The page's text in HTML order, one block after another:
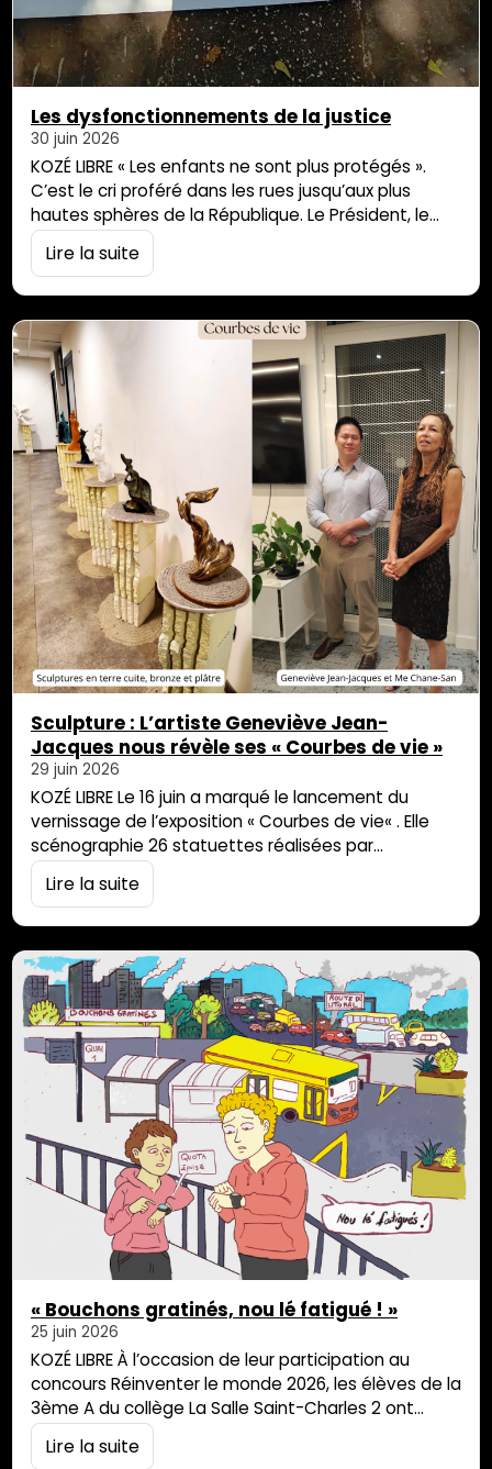
Les dysfonctionnements de la justice
30 juin 2026
KOZÉ LIBRE « Les enfants ne sont plus protégés ».
C’est le cri proféré dans les rues jusqu’aux plus
hautes sphères de la République. Le Président, le
Premier Ministre, le Garde des Sceaux ont dit haut
et fort que la mort de Lyhanna aurait pu être évitée
Lire la suite
Sculpture : L’artiste Geneviève Jean-
Jacques nous révèle ses « Courbes de vie »
29 juin 2026
KOZÉ LIBRE Le 16 juin a marqué le lancement du
vernissage de l’exposition « Courbes de vie« . Elle
scénographie 26 statuettes réalisées par
Geneviève Jean-Jacques. Les oeuvres sont à
retrouver jusqu’au 24 juillet au cabinet d’étude
exposition de sculptures pour la première fois. Une
cinquantaine de personnes […]
Lire la suite
« Bouchons gratinés, nou lé fatigué ! »
25 juin 2026
KOZÉ LIBRE À l’occasion de leur participation au
concours Réinventer le monde 2026, les élèves de la
3ème A du collège La Salle Saint-Charles 2 ont
réalisé un podcast intitulé « Bouchons gratinés, nou
lé fatigué » qui permet d’aborder, à travers le
Lire la suite